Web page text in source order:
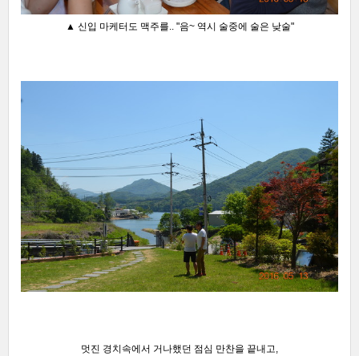
▲ 신입 마케터도 맥주를.. "음~ 역시 술중에 술은 낮술"
멋진 경치속에서 거나했던 점심 만찬을 끝내고,